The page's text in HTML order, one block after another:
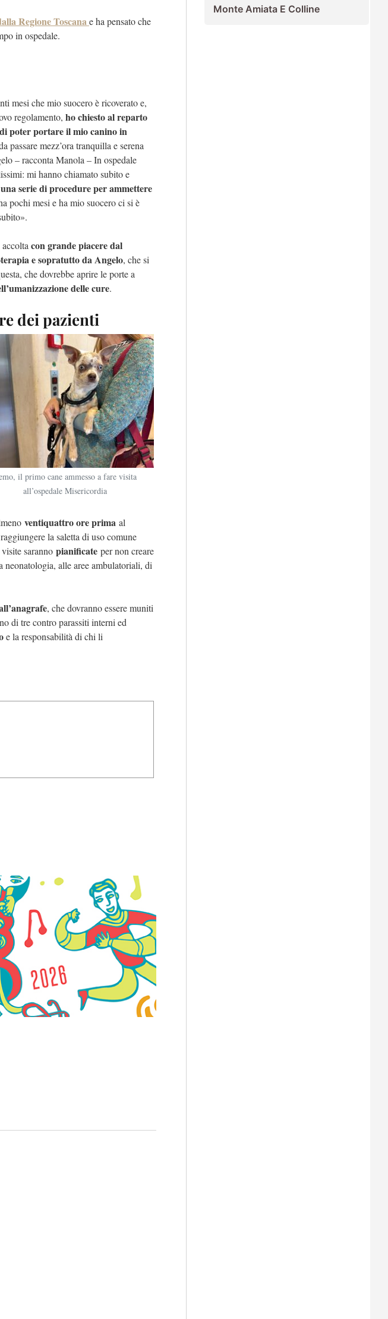
Regione Toscanae ha pensato che
in ospedale.
mesi che mio suocero è ricoverato e,
regolamento, ho chiesto al reparto
poter portare il mio canino in
passare mezz’ora tranquilla e serena
– racconta Manola – In ospedale
mi hanno chiamato subito e
serie di procedure per ammettere
pochi mesi e ha mio suocero ci si è
con grande piacere dal
e sopratutto da Angelo, che si
che dovrebbe aprire le porte a
delle cure.
dei pazienti
il primo cane ammesso a fare visita
all’ospedale Misericordia
ventiquattro ore prima al
la saletta di uso comune
saranno pianificate per non creare
neonatologia, alle aree ambulatoriali, di
, che dovranno essere muniti
di tre contro parassiti interni ed
e la responsabilità di chi li
Monte Amiata E Colline